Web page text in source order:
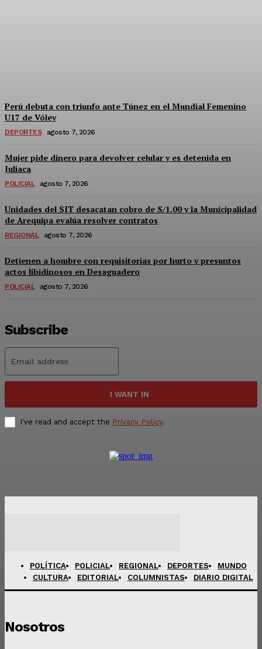
Perú debuta con triunfo ante Túnez en el Mundial Femenino
U17 de Vóley
DEPORTES agosto 7, 2026
Mujer pide dinero para devolver celular y es detenida en
Juliaca
POLICIAL agosto 7, 2026
Unidades del SIT desacatan cobro de S/1.00 y la Municipalidad
de Arequipa evalúa resolver contratos
REGIONAL agosto 7, 2026
Detienen a hombre con requisitorias por hurto y presuntos
actos libidinosos en Desaguadero
POLICIAL agosto 7, 2026
Subscribe
I WANT IN
I've read and accept the Privacy Policy.
POLÍTICA POLICIAL REGIONAL DEPORTES
MUNDO
CULTURA
EDITORIAL COLUMNISTAS DIARIO DIGITAL
Nosotros